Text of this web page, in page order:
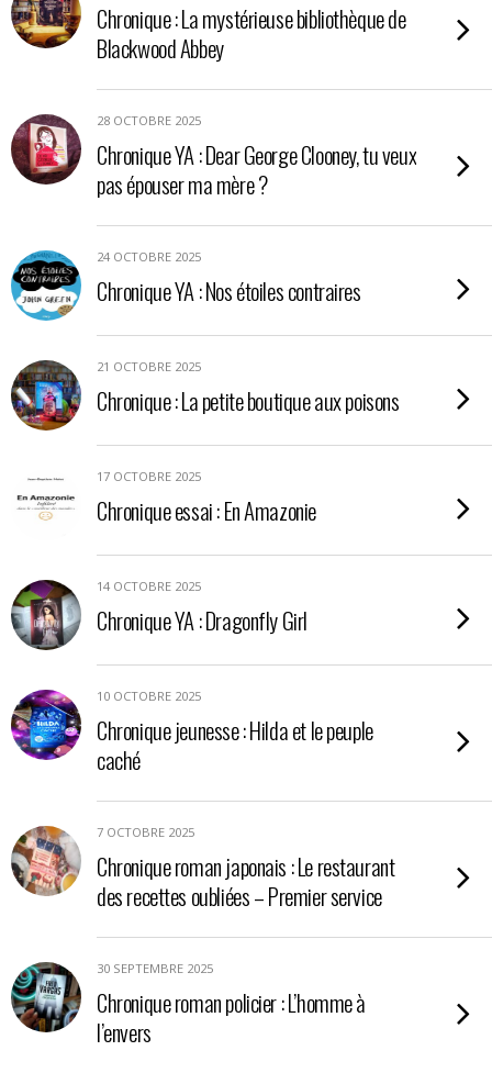
Chronique : La mystérieuse bibliothèque de
Blackwood Abbey
28 OCTOBRE 2025
Chronique YA : Dear George Clooney, tu veux
pas épouser ma mère ?
24 OCTOBRE 2025
Chronique YA : Nos étoiles contraires
21 OCTOBRE 2025
Chronique : La petite boutique aux poisons
17 OCTOBRE 2025
Chronique essai : En Amazonie
14 OCTOBRE 2025
Chronique YA : Dragonfly Girl
10 OCTOBRE 2025
Chronique jeunesse : Hilda et le peuple
caché
7 OCTOBRE 2025
Chronique roman japonais : Le restaurant
des recettes oubliées – Premier service
30 SEPTEMBRE 2025
Chronique roman policier : L’homme à
l’envers